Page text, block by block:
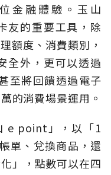
金融體驗。玉山
友的重要工具，除
額度、消費類別，
全外，更可以透過
至將回饋透過電子
的消費場景運用。
e point」，以「1
單、兌換商品，還
」，點數可以在四